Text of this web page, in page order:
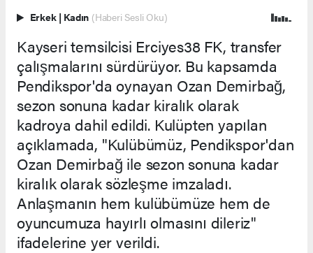
Erkek | Kadın (Haberi Sesli Oku)
Kayseri temsilcisi Erciyes38 FK, transfer
çalışmalarını sürdürüyor. Bu kapsamda
Pendikspor'da oynayan Ozan Demirbağ,
sezon sonuna kadar kiralık olarak
kadroya dahil edildi. Kulüpten yapılan
açıklamada, "Kulübümüz, Pendikspor'dan
Ozan Demirbağ ile sezon sonuna kadar
kiralık olarak sözleşme imzaladı.
Anlaşmanın hem kulübümüze hem de
oyuncumuza hayırlı olmasını dileriz"
ifadelerine yer verildi.